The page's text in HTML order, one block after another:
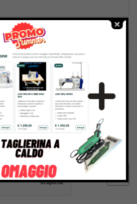
confermo di aver letto e accettato
del sito web